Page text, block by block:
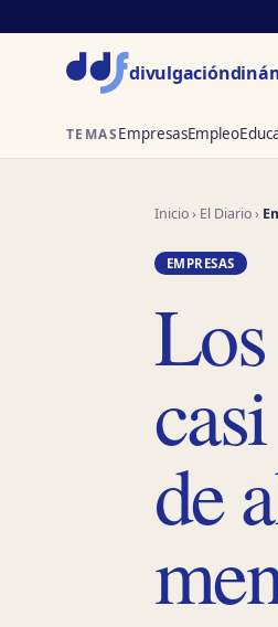
divulgación
TEMASEmpresasEmpleo
Inicio› El Diario›
EMPRESAS
de